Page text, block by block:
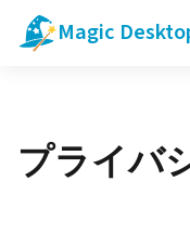
Magic
プライバ